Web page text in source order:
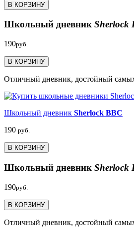
В КОРЗИНУ
Школьный дневник Sherlock
190руб.
В КОРЗИНУ
Отличный дневник, достойный
Школьный дневник Sherlock BBC
190 руб.
В КОРЗИНУ
Школьный дневник Sherlock
190руб.
В КОРЗИНУ
Отличный дневник, достойный